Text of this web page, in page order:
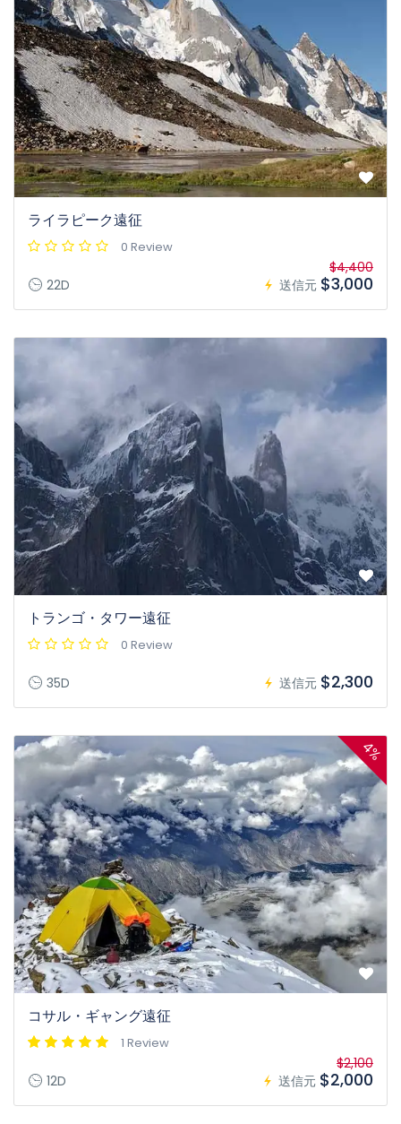
ライラピーク遠征
0 Review
22D 送信元
$4,400
$3,000
トランゴ・タワー遠征
0 Review
35D 送信元 $2,300
4%
コサル・ギャング遠征
1 Review
12D 送信元
$2,100
$2,000